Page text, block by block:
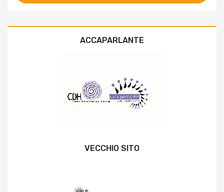
ACCAPARLANTE
VECCHIO SITO